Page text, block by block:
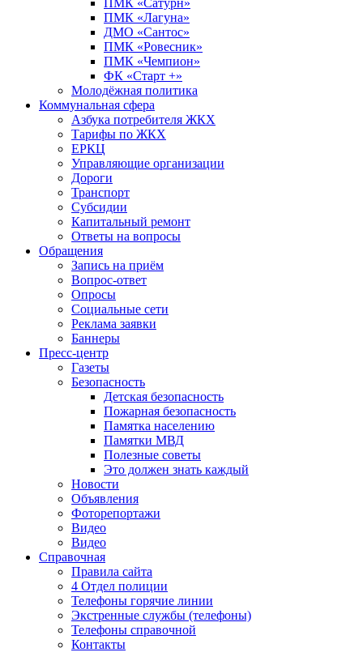
ПМК «Сатурн»
ПМК «Лагуна»
ДМО «Сантос»
ПМК «Ровесник»
ПМК «Чемпион»
ФК «Старт +»
Молодёжная политика
Коммунальная сфера
Азбука потребителя ЖКХ
Тарифы по ЖКХ
ЕРКЦ
Управляющие организации
Дороги
Транспорт
Субсидии
Капитальный ремонт
Ответы на вопросы
Обращения
Запись на приём
Вопрос-ответ
Опросы
Социальные сети
Реклама заявки
Баннеры
Пресс-центр
Газеты
Безопасность
Детская безопасность
Пожарная безопасность
Памятка населению
Памятки МВД
Полезные советы
Это должен знать каждый
Новости
Объявления
Фоторепортажи
Видео
Видео
Справочная
Правила сайта
4 Отдел полиции
Телефоны горячие линии
Экстренные службы (телефоны)
Телефоны справочной
Контакты